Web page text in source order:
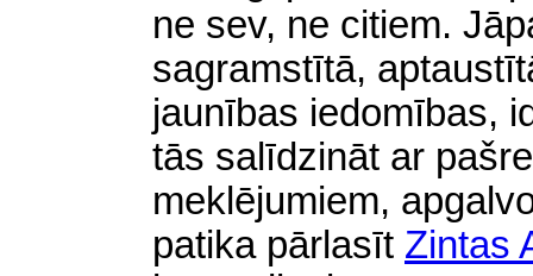
ne sev, ne citiem.
sagramstītā,
jaunības iedomības,
tās salīdzināt ar
meklējumiem,
patika pārlasīt Zintas